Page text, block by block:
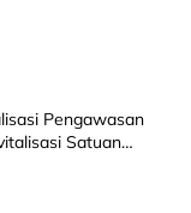
Pengawasan
Satuan